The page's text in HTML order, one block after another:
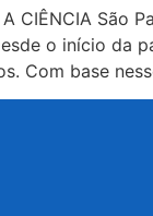
A CIÊNCIA
o início da
Com base